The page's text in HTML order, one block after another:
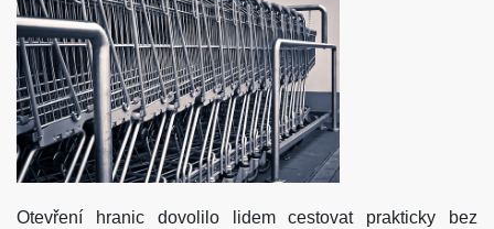
Otevření hranic dovolilo lidem cestovat prakticky bez